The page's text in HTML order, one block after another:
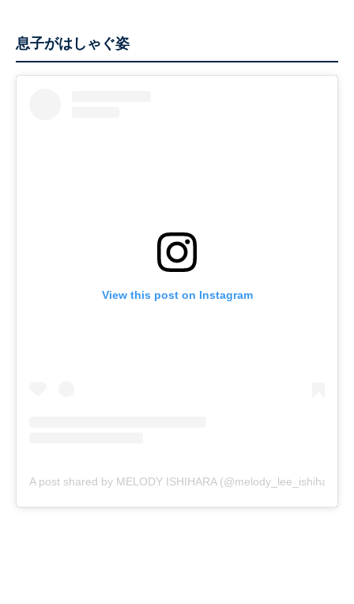
息子がはしゃぐ姿
View this post on Instagram
A post shared by MELODY ISHIHARA (@melody_lee_ishihara)